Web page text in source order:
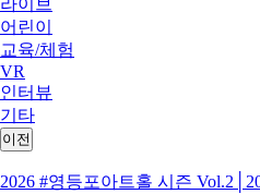
라이브
어린이
교육/체험
VR
인터뷰
기타
이전
2026 #영등포아트홀 시즌